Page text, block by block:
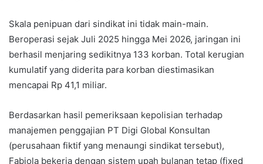
Skala penipuan dari sindikat ini tidak main-main.
Beroperasi sejak Juli 2025 hingga Mei 2026, jaringan ini
berhasil menjaring sedikitnya 133 korban. Total kerugian
kumulatif yang diderita para korban diestimasikan
mencapai Rp 41,1 miliar.
Berdasarkan hasil pemeriksaan kepolisian terhadap
manajemen penggajian PT Digi Global Konsultan
(perusahaan fiktif yang menaungi sindikat tersebut),
Fabiola bekerja dengan sistem upah bulanan tetap (fixed